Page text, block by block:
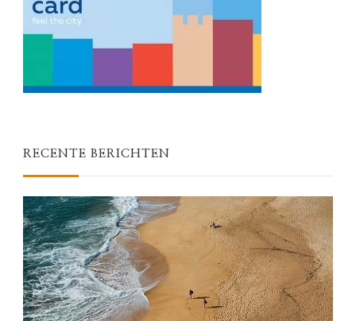
RECENTE BERICHTEN